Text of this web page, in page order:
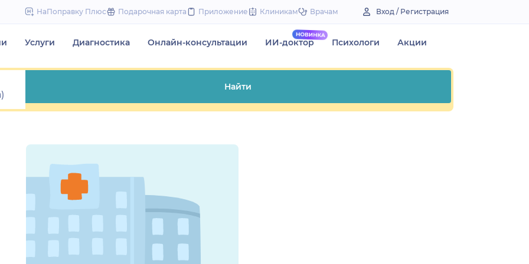
to
НаПоправку Плюс Подарочная карта Приложение Клиникам Врачам Вход / Регистрация
Услуги Диагностика Онлайн-консультации ИИ-доктор Психологи Акции
Найти